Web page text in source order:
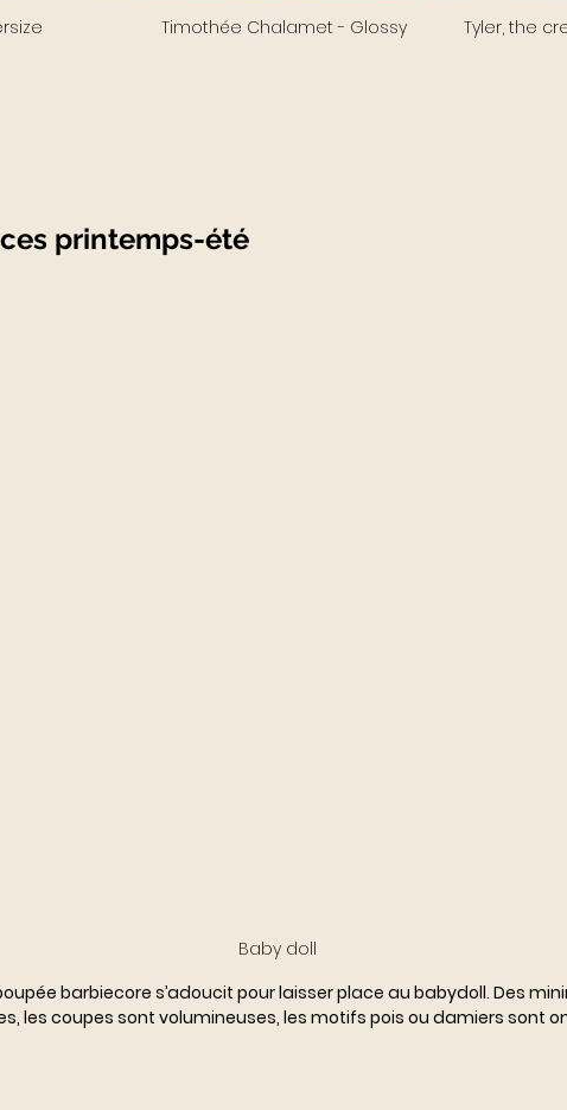
printemps-été
Baby doll
barbiecore s’adoucit pour laisser place au babydoll. Des
les coupes sont volumineuses, les motifs pois ou damiers sont